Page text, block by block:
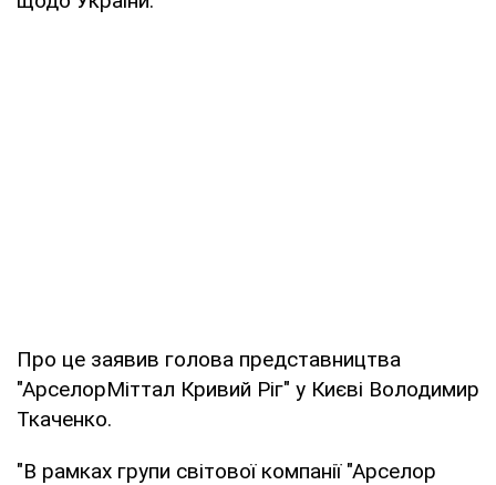
Про це заявив голова представництва
"АрселорМіттал Кривий Ріг" у Києві Володимир
Ткаченко.
"В рамках групи світової компанії "Арселор